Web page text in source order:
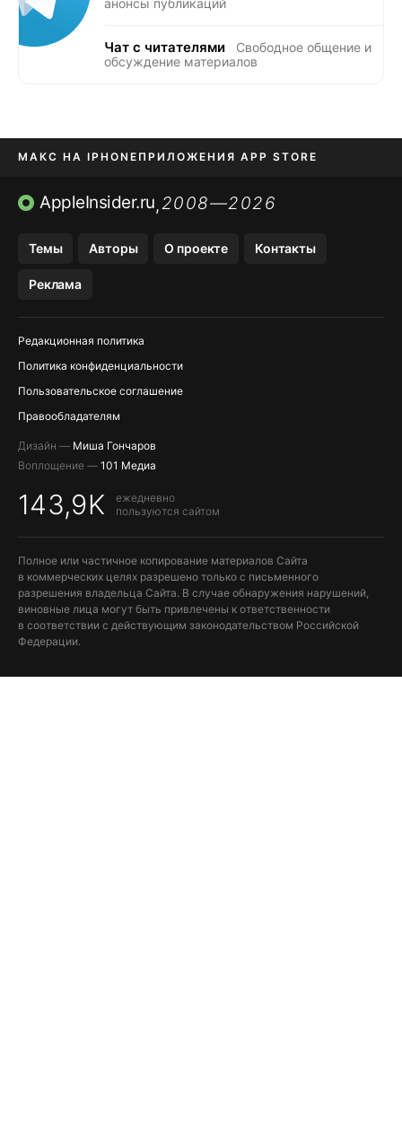
Чат с читателями
Свободное общение и
обсуждение материалов
МАКС НА IPHONE ПРИЛОЖЕНИЯ APP STORE
TIKTOK НА IPHONEПРИЛОЖЕНИЯ БЕЗ APP STORE
AppleInsider.ru,2008—2026
Темы Авторы О проекте Контакты
Реклама
Редакционная политика
Политика конфиденциальности
Пользовательское соглашение
Правообладателям
Дизайн — Миша Гончаров
Воплощение — 101 Медиа
143,9K
ежедневно
пользуются сайтом
Полное или частичное копирование материалов Сайта
в коммерческих целях разрешено только с письменного
разрешения владельца Сайта. В случае обнаружения нарушений,
виновные лица могут быть привлечены к ответственности
в соответствии с действующим законодательством Российской
Федерации.